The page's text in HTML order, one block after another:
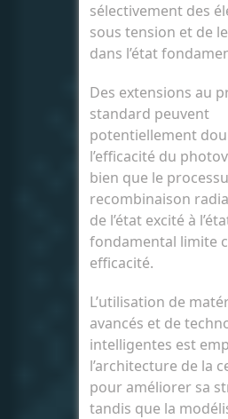
sélectivement des
sous tension et de
dans l’état
Des extensions au
standard peuvent
potentiellement
l’efficacité du
bien que le
recombinaison
de l’état excité à
fondamental limite
efficacité.
L’utilisation de
avancés et de
intelligentes est
l’architecture de la
pour améliorer sa
tandis que la